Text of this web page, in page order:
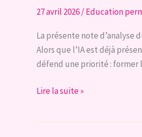
RESPECTUEUSE
DES
CHOIX
INSTITUTIONNELS
CHAQUE
27 avril 2026/Education
La présente note d’analyse
Alors que l’IA est déjà
défend une priorité : former
Note
Lire la suite »